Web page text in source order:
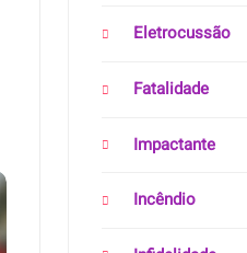
Eletrocussão
Fatalidade
Impactante
Incêndio